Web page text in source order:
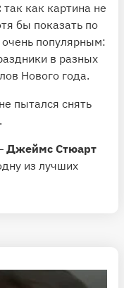
так как картина не
бы показать по
популярным:
в разных
Нового года.
пытался снять
Джеймс Стюарт
из лучших